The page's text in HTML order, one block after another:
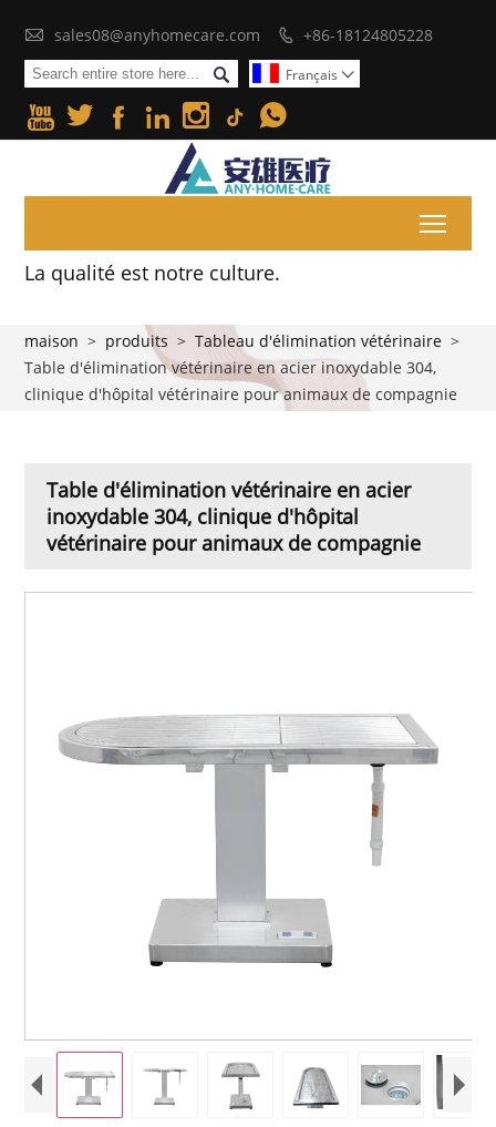
 sales08@anyhomecare.com  +86-18124805228
 Français 
     
La qualité est notre culture.
maison > produits > Tableau d'élimination vétérinaire >
Table d'élimination vétérinaire en acier inoxydable 304,
clinique d'hôpital vétérinaire pour animaux de compagnie
Table d'élimination vétérinaire en acier
inoxydable 304, clinique d'hôpital
vétérinaire pour animaux de compagnie